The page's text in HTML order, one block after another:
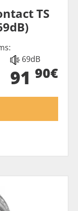
TS
69dB
91 90€